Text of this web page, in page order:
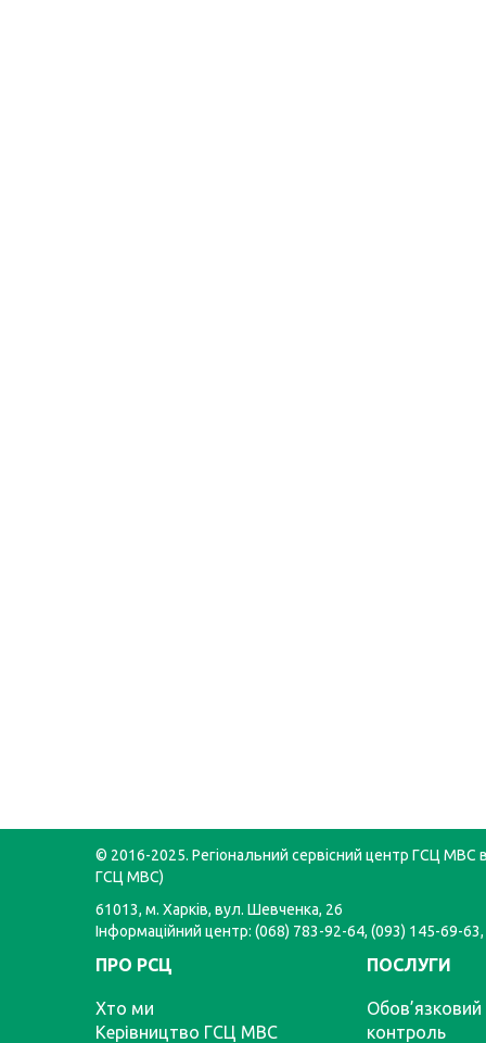
© 2016-2025. Регіональний сервісний центр ГСЦ МВС в
ГСЦ МВС)
61013, м. Харків, вул. Шевченка, 26
Інформаційний центр: (068) 783-92-64, (093) 145-69-
ПРО РСЦ
Хто ми
Керівництво ГСЦ МВС
ПОСЛУГИ
Обов’язковий
контроль